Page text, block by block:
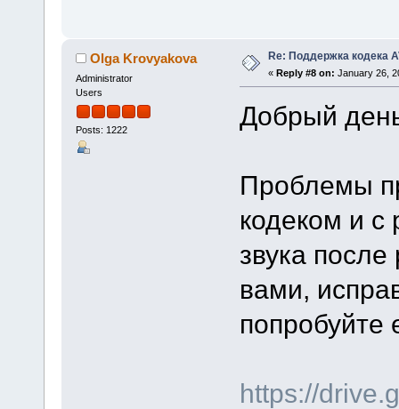
Olga Krovyakova
Administrator
Users
Posts: 1222
Re: Поддержка кодека
« Reply #8 on: January 26,
Добрый
Проблемы
кодеком и с
звука
вами,
попробуйте
https://